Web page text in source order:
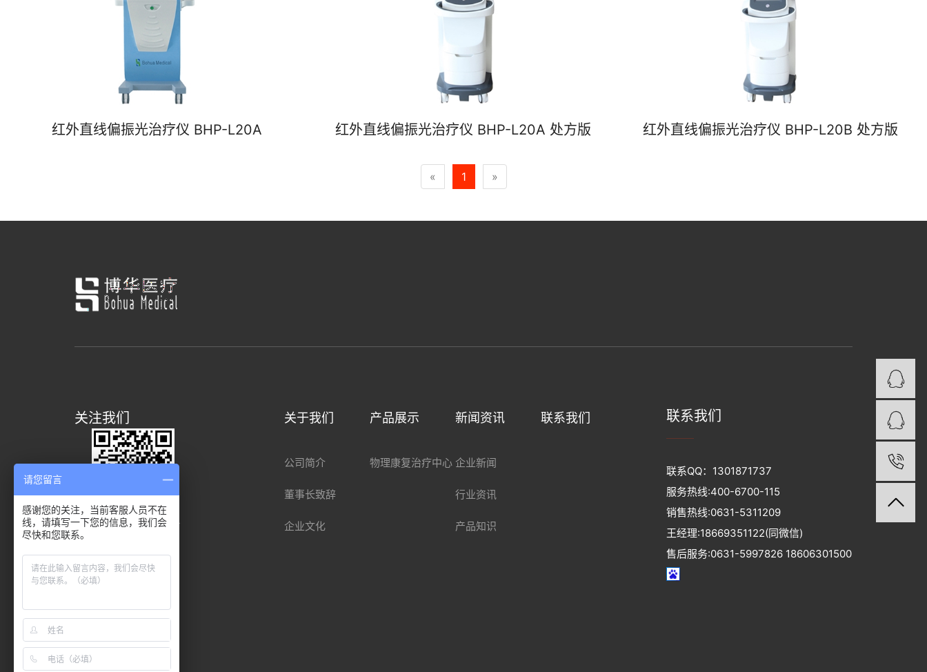
红外直线偏振光治疗仪 BHP-L20A 红外直线偏振光治疗仪 BHP-L20A 处方版 红外直线偏振光治疗仪 BHP-L20B 处方版
« 1 »
关注我们
扫一扫查看手机站
关于我们
公司简介
董事长致辞
企业文化
产品展示
物理康复治疗中心
新闻资讯
企业新闻
行业资讯
产品知识
联系我们 联系我们
联系QQ：1301871737
服务热线:400-6700-115
销售热线:0631-5311209
王经理:18669351122(同微信)
售后服务:0631-5997826 18606301500
接：
请您留言
感谢您的关注，当前客服人员不在
线，请填写一下您的信息，我们会
尽快和您联系。